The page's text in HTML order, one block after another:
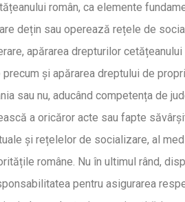
român, ca elemente
dețin sau operează rețele de
apărarea drepturilor
și apărarea dreptului de
sau nu, aducând competența de
a oricăror acte sau fapte
și rețelelor de socializare, al
române. Nu în ultimul rând,
pentru asigurarea